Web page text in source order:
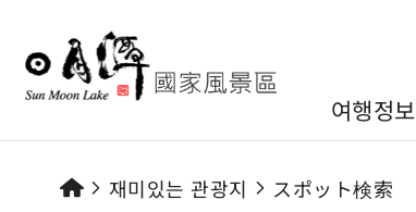
여행정보
재미있는 관광지 スポット検索